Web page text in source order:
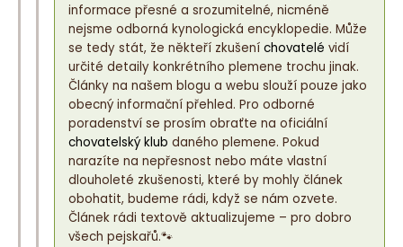
informace přesné a srozumitelné, nicméně
nejsme odborná kynologická encyklopedie. Může
se tedy stát, že někteří zkušení chovatelé vidí
určité detaily konkrétního plemene trochu jinak.
Články na našem blogu a webu slouží pouze jako
obecný informační přehled. Pro odborné
poradenství se prosím obraťte na oficiální
chovatelský klub daného plemene. Pokud
narazíte na nepřesnost nebo máte vlastní
dlouholeté zkušenosti, které by mohly článek
obohatit, budeme rádi, když se nám ozvete.
Článek rádi textově aktualizujeme – pro dobro
všech pejskařů.🐾